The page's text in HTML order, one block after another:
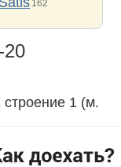
162
20
1 (м.